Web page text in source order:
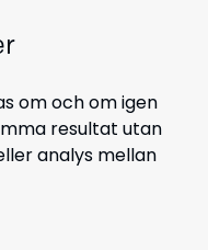
om och om igen
resultat utan
analys mellan